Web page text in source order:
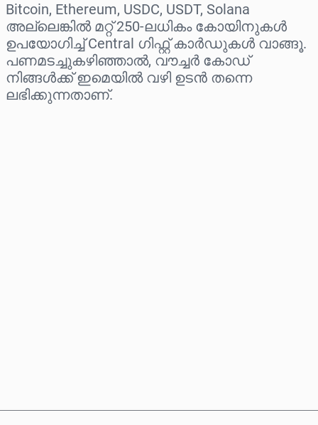
Bitcoin, Ethereum, USDC, USDT, Solana
അല്ലെങ്കിൽ മറ്റ് 250-ലധികം കോയിനുകൾ
ഉപയോഗിച്ച് Central ഗിഫ്റ്റ് കാർഡുകൾ വാങ്ങൂ.
പണമടച്ചുകഴിഞ്ഞാൽ, വൗച്ചർ കോഡ്
നിങ്ങൾക്ക് ഇമെയിൽ വഴി ഉടൻ തന്നെ
ലഭിക്കുന്നതാണ്.